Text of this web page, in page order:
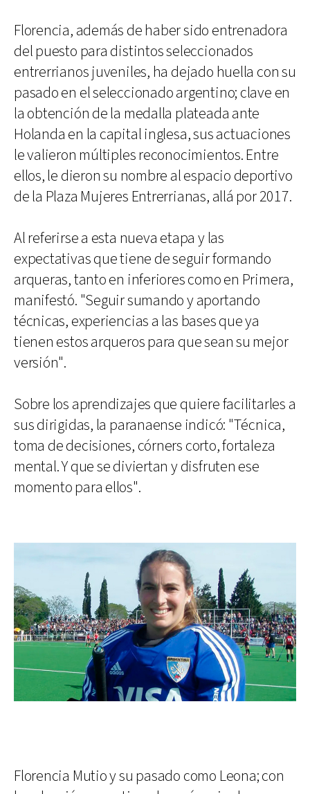
Florencia, además de haber sido entrenadora
del puesto para distintos seleccionados
entrerrianos juveniles, ha dejado huella con su
pasado en el seleccionado argentino; clave en
la obtención de la medalla plateada ante
Holanda en la capital inglesa, sus actuaciones
le valieron múltiples reconocimientos. Entre
ellos, le dieron su nombre al espacio deportivo
de la Plaza Mujeres Entrerrianas, allá por 2017.
Al referirse a esta nueva etapa y las
expectativas que tiene de seguir formando
arqueras, tanto en inferiores como en Primera,
manifestó. "Seguir sumando y aportando
técnicas, experiencias a las bases que ya
tienen estos arqueros para que sean su mejor
versión".
Sobre los aprendizajes que quiere facilitarles a
sus dirigidas, la paranaense indicó: "Técnica,
toma de decisiones, córners corto, fortaleza
mental. Y que se diviertan y disfruten ese
momento para ellos".
Florencia Mutio y su pasado como Leona; con